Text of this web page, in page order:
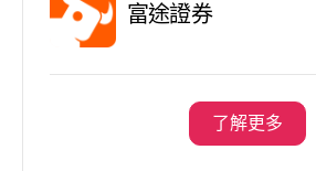
富途證券
了解更多